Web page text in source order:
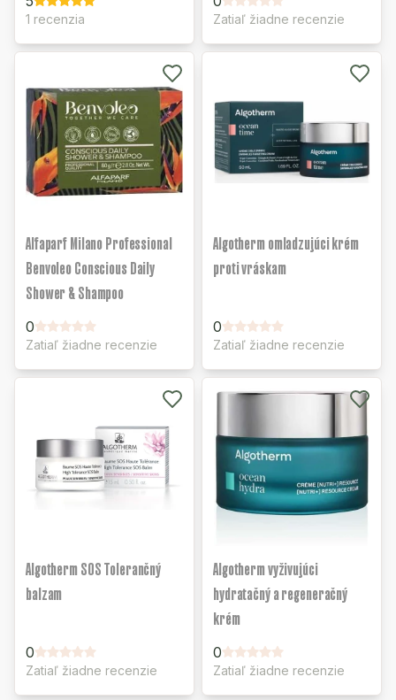
1 recenzia Zatiaľ žiadne recenzie
Alfaparf Milano Professional
Benvoleo Conscious Daily
Shower & Shampoo
0
Zatiaľ žiadne recenzie
Algotherm omladzujúci krém
proti vráskam
0
Zatiaľ žiadne recenzie
Algotherm SOS Tolerančný
balzam
0
Zatiaľ žiadne recenzie
Algotherm vyživujúci
hydratačný a regeneračný
krém
0
Zatiaľ žiadne recenzie